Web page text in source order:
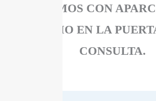
CONTAMOS CON
PROPIO EN LA
CONSULTA.